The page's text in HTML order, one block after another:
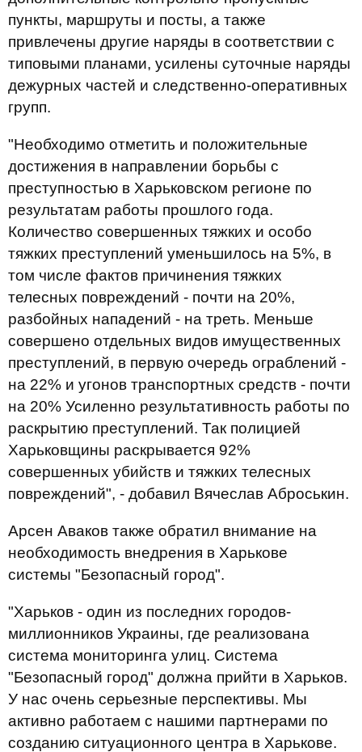
пункты, маршруты и посты, а также
привлечены другие наряды в соответствии с
типовыми планами, усилены суточные наряды
дежурных частей и следственно-оперативных
групп.
"Необходимо отметить и положительные
достижения в направлении борьбы с
преступностью в Харьковском регионе по
результатам работы прошлого года.
Количество совершенных тяжких и особо
тяжких преступлений уменьшилось на 5%, в
том числе фактов причинения тяжких
телесных повреждений - почти на 20%,
разбойных нападений - на треть. Меньше
совершено отдельных видов имущественных
преступлений, в первую очередь ограблений -
на 22% и угонов транспортных средств - почти
на 20% Усиленно результативность работы по
раскрытию преступлений. Так полицией
Харьковщины раскрывается 92%
совершенных убийств и тяжких телесных
повреждений", - добавил Вячеслав Аброськин.
Арсен Аваков также обратил внимание на
необходимость внедрения в Харькове
системы "Безопасный город".
"Харьков - один из последних городов-
миллионников Украины, где реализована
система мониторинга улиц. Система
"Безопасный город" должна прийти в Харьков.
У нас очень серьезные перспективы. Мы
активно работаем с нашими партнерами по
созданию ситуационного центра в Харькове.